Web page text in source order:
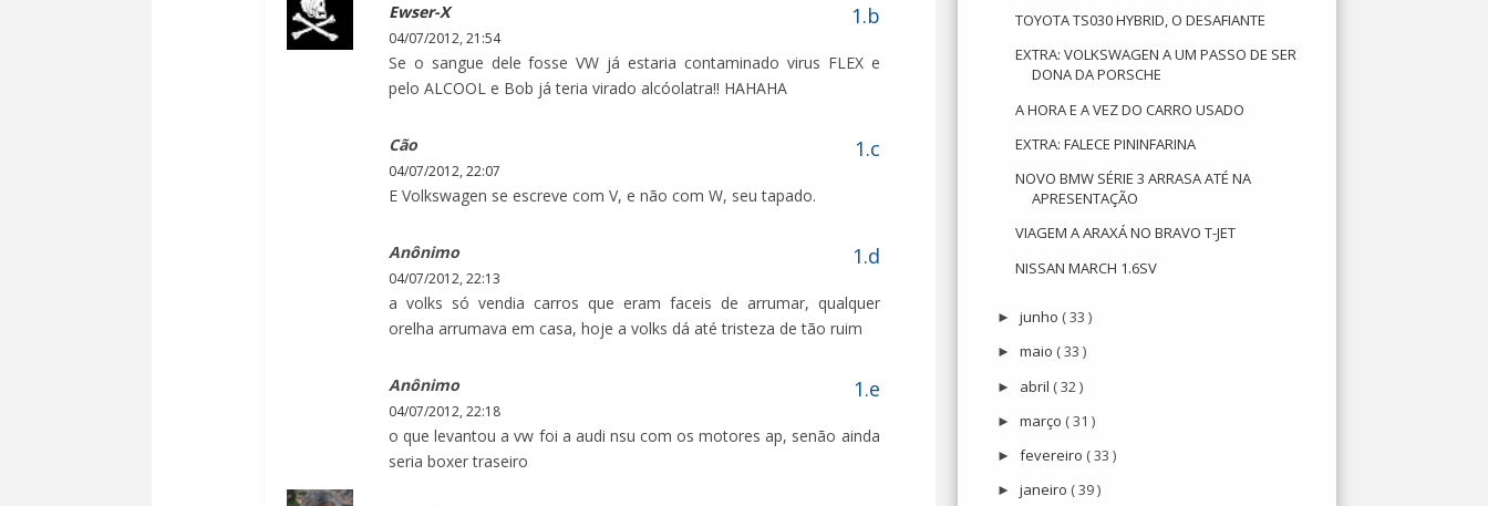
Ewser-X
04/07/2012, 21:54
Se o sangue dele fosse VW já estaria contaminado virus FLEX e
pelo ALCOOL e Bob já teria virado alcóolatra!! HAHAHA
Cão
04/07/2012, 22:07
E Volkswagen se escreve com V, e não com W, seu tapado.
Anônimo
04/07/2012, 22:13
a volks só vendia carros que eram faceis de arrumar, qualquer
orelha arrumava em casa, hoje a volks dá até tristeza de tão ruim
Anônimo
04/07/2012, 22:18
o que levantou a vw foi a audi nsu com os motores ap, senão ainda
seria boxer traseiro
TOYOTA TS030 HYBRID, O DESAFIANTE
EXTRA: VOLKSWAGEN A UM PASSO DE SER
DONA DA PORSCHE
A HORA E A VEZ DO CARRO USADO
EXTRA: FALECE PININFARINA
NOVO BMW SÉRIE 3 ARRASA ATÉ NA
APRESENTAÇÃO
VIAGEM A ARAXÁ NO BRAVO T-JET
NISSAN MARCH 1.6SV
►junho ( 33 )
►maio ( 33 )
► abril ( 32 )
►março ( 31 )
►fevereiro ( 33 )
►janeiro ( 39 )